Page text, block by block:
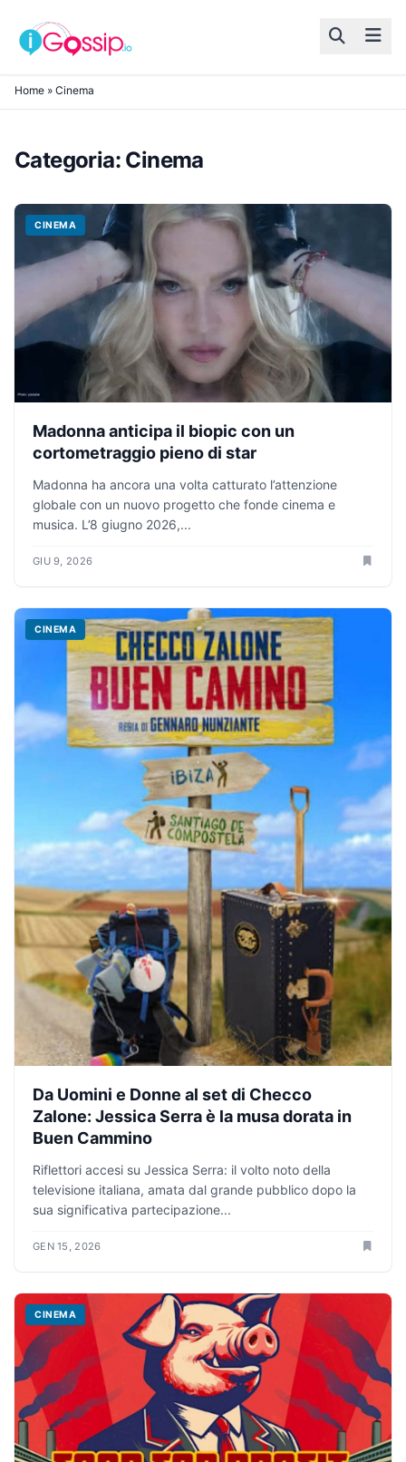
Skip to content
Home » Cinema
Categoria: Cinema
CINEMA
Madonna anticipa il biopic con un
cortometraggio pieno di star
Madonna ha ancora una volta catturato l’attenzione
globale con un nuovo progetto che fonde cinema e
musica. L’8 giugno 2026,...
GIU 9, 2026
CINEMA
Da Uomini e Donne al set di Checco
Zalone: Jessica Serra è la musa dorata in
Buen Cammino
Riflettori accesi su Jessica Serra: il volto noto della
televisione italiana, amata dal grande pubblico dopo la
sua significativa partecipazione...
GEN 15, 2026
CINEMA